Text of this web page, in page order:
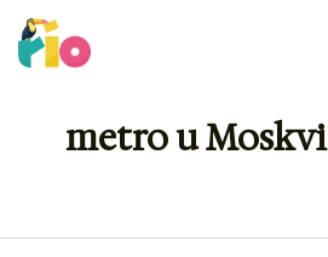
Skip
to
metro u Moskvi